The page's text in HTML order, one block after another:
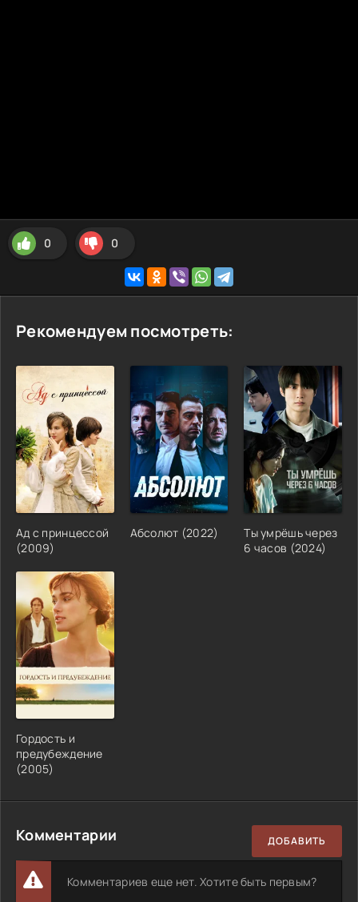
0 0
Рекомендуем посмотреть:
Ад с принцессой
(2009)
Абсолют (2022)
Ты умрёшь через
6 часов (2024)
Гордость и
предубеждение
(2005)
Комментарии ДОБАВИТЬ
Комментариев еще нет. Хотите быть первым?